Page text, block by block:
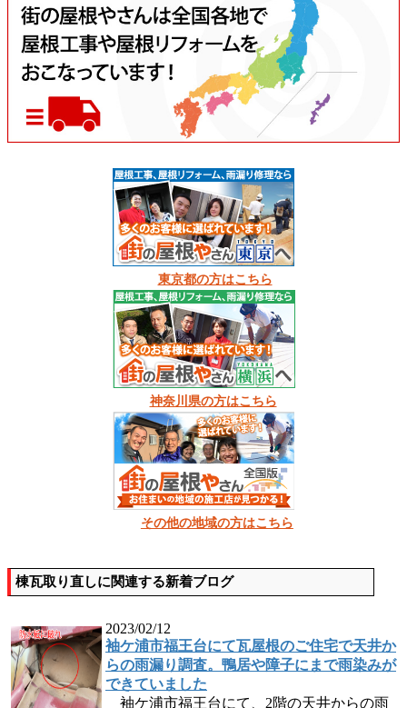
東京都の方はこちら
神奈川県の方はこちら
その他の地域の方はこちら
棟瓦取り直しに関連する新着ブログ
2023/02/12
袖ケ浦市福王台にて瓦屋根のご住宅で天井か
らの雨漏り調査。鴨居や障子にまで雨染みが
できていました
袖ケ浦市福王台にて、2階の天井からの雨